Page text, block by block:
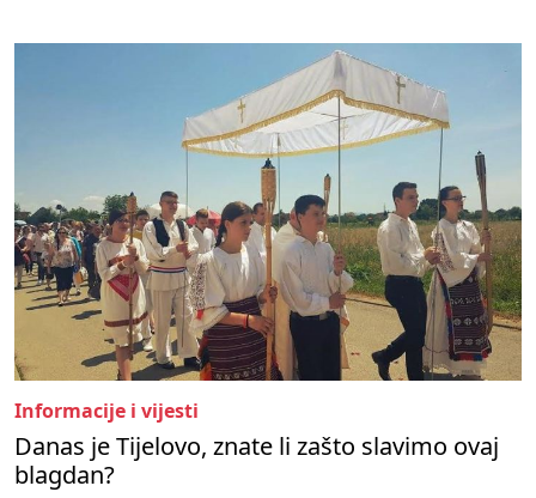
Informacije i vijesti
Danas je Tijelovo, znate li zašto slavimo ovaj
blagdan?